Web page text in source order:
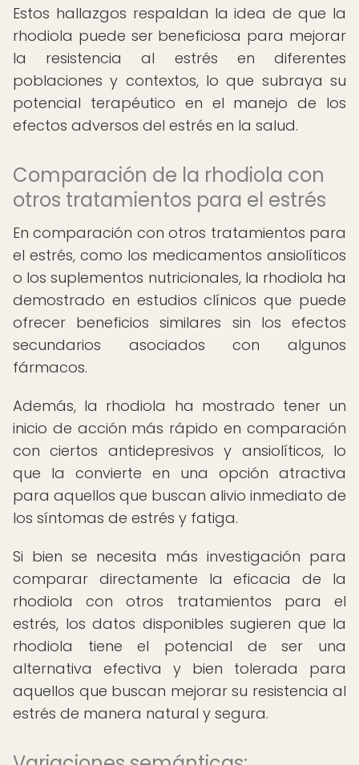
Estos hallazgos respaldan la idea de que la
rhodiola puede ser beneficiosa para mejorar
la resistencia al estrés en diferentes
poblaciones y contextos, lo que subraya su
potencial terapéutico en el manejo de los
efectos adversos del estrés en la salud.
Comparación de la rhodiola con
otros tratamientos para el estrés
En comparación con otros tratamientos para
el estrés, como los medicamentos ansiolíticos
o los suplementos nutricionales, la rhodiola ha
demostrado en estudios clínicos que puede
ofrecer beneficios similares sin los efectos
secundarios asociados con algunos
fármacos.
Además, la rhodiola ha mostrado tener un
inicio de acción más rápido en comparación
con ciertos antidepresivos y ansiolíticos, lo
que la convierte en una opción atractiva
para aquellos que buscan alivio inmediato de
los síntomas de estrés y fatiga.
Si bien se necesita más investigación para
comparar directamente la eficacia de la
rhodiola con otros tratamientos para el
estrés, los datos disponibles sugieren que la
rhodiola tiene el potencial de ser una
alternativa efectiva y bien tolerada para
aquellos que buscan mejorar su resistencia al
estrés de manera natural y segura.